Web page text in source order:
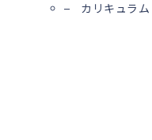
カリキュラム